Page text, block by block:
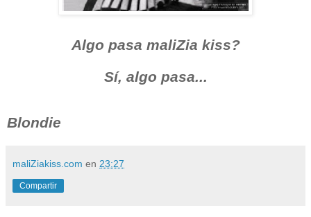
Algo pasa maliZia kiss?
Sí, algo pasa...
Blondie
maliZiakiss.com en 23:27
Compartir